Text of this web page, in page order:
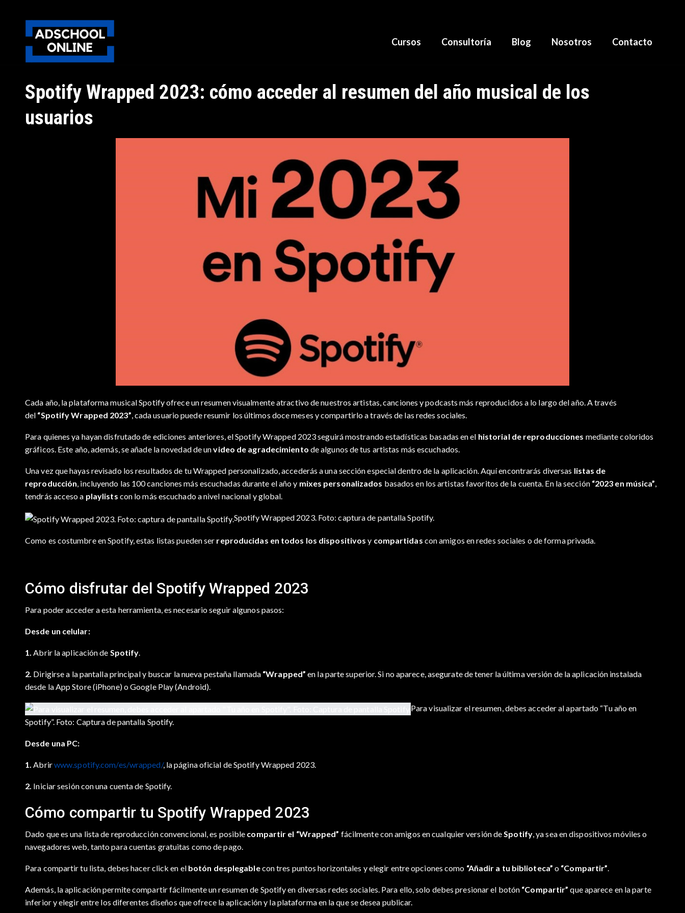
Cursos Consultoría Blog Nosotros Contacto
Spotify Wrapped 2023: cómo acceder al resumen del año musical de los
usuarios
Cada año, la plataforma musical Spotify ofrece un resumen visualmente atractivo de nuestros artistas, canciones y podcasts más reproducidos a lo largo del año. A través
del “Spotify Wrapped 2023”, cada usuario puede resumir los últimos doce meses y compartirlo a través de las redes sociales.
Para quienes ya hayan disfrutado de ediciones anteriores, el Spotify Wrapped 2023 seguirá mostrando estadísticas basadas en el historial de reproducciones mediante coloridos
gráficos. Este año, además, se añade la novedad de unvideo de agradecimiento de algunos de tus artistas más escuchados.
Una vez que hayas revisado los resultados de tu Wrapped personalizado, accederás a una sección especial dentro de la aplicación. Aquí encontrarás diversas listas de
reproducción, incluyendo las 100 canciones más escuchadas durante el año y mixes personalizados basados en los artistas favoritos de la cuenta. En la sección “2023 en música”,
tendrás acceso a playlists con lo más escuchado a nivel nacional y global.
Spotify Wrapped 2023. Foto: captura de pantalla Spotify.
Como es costumbre en Spotify, estas listas pueden ser reproducidas en todos los dispositivos y compartidas con amigos en redes sociales o de forma privada.
Cómo disfrutar del Spotify Wrapped 2023
Para poder acceder a esta herramienta, es necesario seguir algunos pasos:
Desde un celular:
1. Abrir la aplicación de Spotify
2. Dirigirse a la pantalla principal y buscar la nueva pestaña llamada “Wrapped”en la parte superior. Si no aparece, asegurate de tener la última versión de la aplicación instalada
desde la App Store (iPhone) o Google Play (Android).
Para visualizar el resumen, debes acceder al apartado “Tu año en
Spotify”. Foto: Captura de pantalla Spotify.
Desde una PC:
1. Abrirwww.spotify.com/es/wrapped/, la página oficial de Spotify Wrapped 2023.
2. Iniciar sesión con una cuenta de Spotify.
Cómo compartir tu Spotify Wrapped 2023
Dado que es una lista de reproducción convencional, es posible compartir el “Wrapped” fácilmente con amigos en cualquier versión deSpotify, ya sea en dispositivos móviles o
navegadores web, tanto para cuentas gratuitas como de pago.
Para compartir tu lista, debes hacer click en elbotón desplegablecon tres puntos horizontales y elegir entre opciones como “Añadir a tu biblioteca” o “Compartir”.
Además, la aplicación permite compartir fácilmente un resumen de Spotify en diversas redes sociales. Para ello, solo debes presionar el botón “Compartir” que aparece en la parte
inferior y elegir entre los diferentes diseños que ofrece la aplicación y la plataforma en la que se desea publicar.